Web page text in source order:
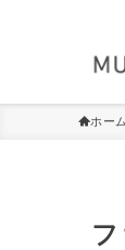
ホーム